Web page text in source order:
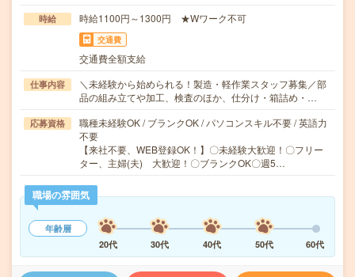
時給 時給1100円～1300円 ★Wワーク不可
交通費
交通費全額支給
仕事内容
＼未経験から始められる！製造・軽作業スタッフ募集／部
品の組み立てや加工、検査のほか、仕分け・箱詰め・…
応募資格
職種未経験OK / ブランクOK / パソコンスキル不要 / 英語力
不要
【来社不要、WEB登録OK！】〇未経験大歓迎！〇フリー
ター、主婦(夫) 大歓迎！〇ブランクOK〇週5…
職場の雰囲気
年齢層
20代
30代 40代 50代 60代